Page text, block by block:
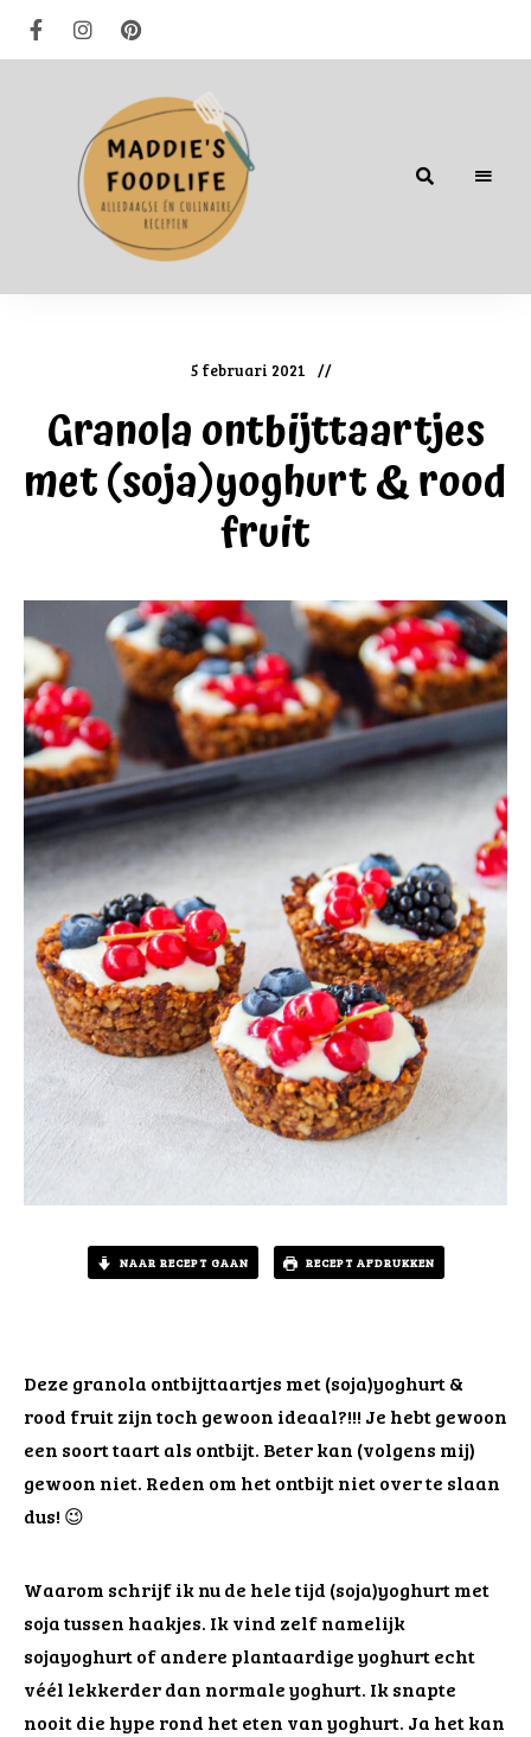
Alledaagse
5 februari 2021
Granola ontbijttaartjes
met (soja)yoghurt & rood
fruit
NAAR RECEPT GAAN RECEPT AFDRUKKEN
Deze granola ontbijttaartjes met (soja)yoghurt &
rood fruit zijn toch gewoon ideaal?!!! Je hebt gewoon
een soort taart als ontbijt. Beter kan (volgens mij)
gewoon niet. Reden om het ontbijt niet over te slaan
dus! 😉
Waarom schrijf ik nu de hele tijd (soja)yoghurt met
soja tussen haakjes. Ik vind zelf namelijk
sojayoghurt of andere plantaardige yoghurt echt
véél lekkerder dan normale yoghurt. Ik snapte
nooit die hype rond het eten van yoghurt. Ja het kan